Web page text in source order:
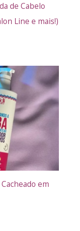
de Cabelo
Line e mais!)
em